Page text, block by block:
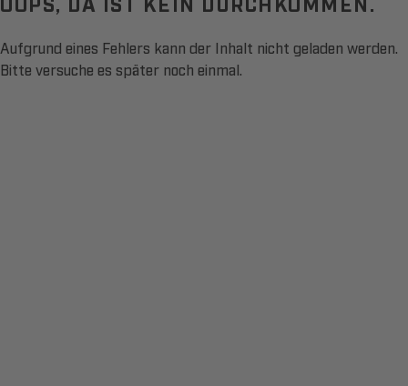
Aufgrund eines Fehlers kann der Inhalt nicht geladen werden.
Bitte versuche es später noch einmal.